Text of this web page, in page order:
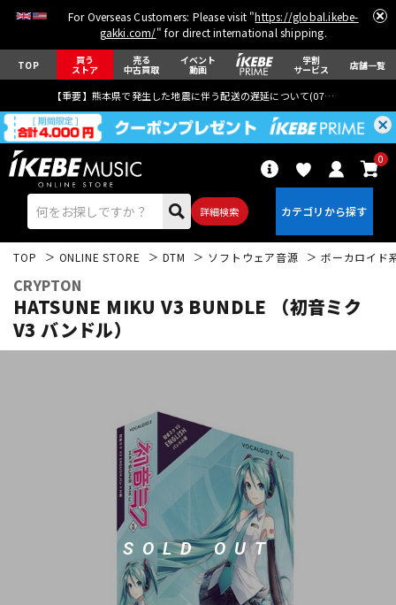
For Overseas Customers: Please visit "https://global.ikebe-
gakki.com/" for direct international shipping.
TOP 買う
ストア
売る
中古買取
イベント
動画
学割
サービス 店舗一覧
【重要】熊本県で発生した地震に伴う配送の遅延について(07月29日
詳細検索
0
パーカッション
キーボード 電子ピアノ
TOP ONLINE STORE DTM ソフトウェア音源 ボーカロイド
CRYPTON
HATSUNE MIKU V3 BUNDLE （初音ミク
V3 バンドル）
SOLD OUT